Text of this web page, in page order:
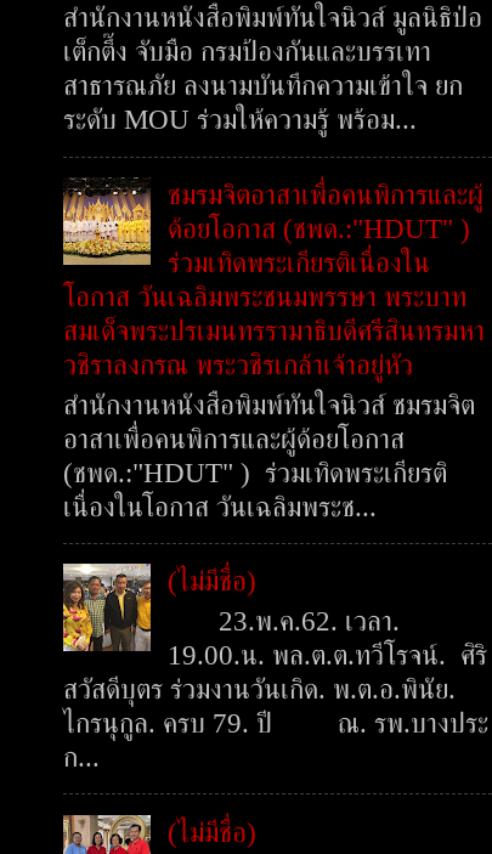
สำนักงานหนังสือพิมพ์ทันใจนิวส์ มูลนิธิป่อ
เต็กตึ๊ง จับมือ กรมป้องกันและบรรเทา
สาธารณภัย ลงนามบันทึกความเข้าใจ ยก
ระดับ MOU ร่วมให้ความรู้ พร้อม...
ชมรมจิตอาสาเพื่อคนพิการและผู้
ด้อยโอกาส (ชพด.:"HDUT" )
ร่วมเทิดพระเกียรติเนื่องใน
โอกาส วันเฉลิมพระชนมพรรษา พระบาท
สมเด็จพระปรเมนทรรามาธิบดีศรีสินทรมหา
วชิราลงกรณ พระวชิรเกล้าเจ้าอยู่หัว
สำนักงานหนังสือพิมพ์ทันใจนิวส์ ชมรมจิต
อาสาเพื่อคนพิการและผู้ด้อยโอกาส
(ชพด.:"HDUT" ) ร่วมเทิดพระเกียรติ
เนื่องในโอกาส วันเฉลิมพระช...
(ไม่มีชื่อ)
23.พ.ค.62. เวลา.
19.00.น. พล.ต.ต.ทวีโรจน์. ศิริ
สวัสดีบุตร ร่วมงานวันเกิด. พ.ต.อ.พินัย.
ไกรนุกูล. ครบ 79. ปี ณ. รพ.บางประ
ก...
(ไม่มีชื่อ)